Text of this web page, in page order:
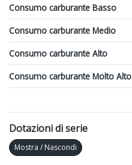
Consumo carburante Basso
Consumo carburante Medio
Consumo carburante Alto
Consumo carburante Molto Alto
Dotazioni di serie
Mostra / Nascondi